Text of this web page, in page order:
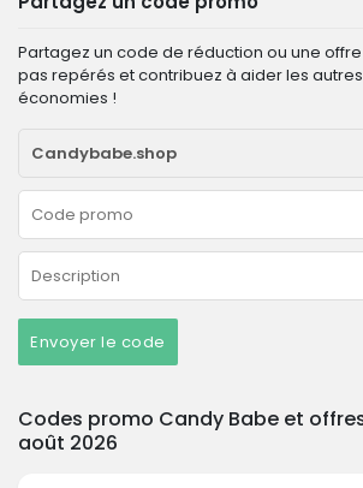
Partagez un code de réduction ou une
pas repérés et contribuez à aider les
économies !
Envoyer le code
Codes promo Candy Babe et
août 2026